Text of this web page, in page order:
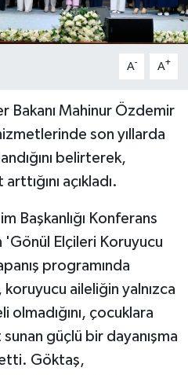
A- A+
Bakanı Mahinur Özdemir
son yıllarda
belirterek,
açıkladı.
Başkanlığı Konferans
Elçileri Koruyucu
programında
aileliğin yalnızca
çocuklara
güçlü bir dayanışma
Göktaş,